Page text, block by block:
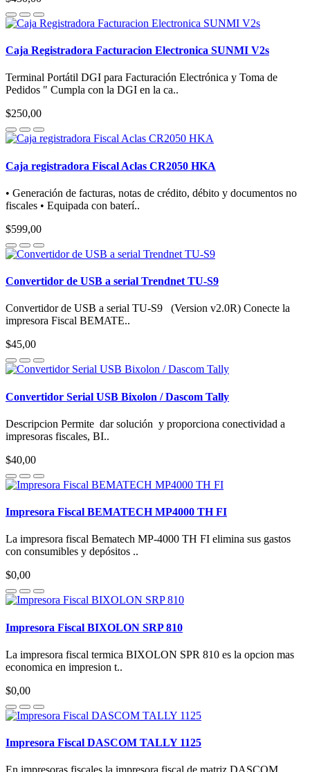
Caja Registradora Facturacion Electronica SUNMI V2s
Terminal Portátil DGI para Facturación Electrónica y Toma de
Pedidos " Cumpla con la DGI en la ca..
$250,00
Caja registradora Fiscal Aclas CR2050 HKA
• Generación de facturas, notas de crédito, débito y documentos no
fiscales • Equipada con baterí..
$599,00
Convertidor de USB a serial Trendnet TU-S9
Convertidor de USB a serial TU-S9 (Version v2.0R) Conecte la
impresora Fiscal BEMATE..
$45,00
Convertidor Serial USB Bixolon / Dascom Tally
Descripcion Permite dar solución y proporciona conectividad a
impresoras fiscales, BI..
$40,00
Impresora Fiscal BEMATECH MP4000 TH FI
La impresora fiscal Bematech MP-4000 TH FI elimina sus gastos
con consumibles y depósitos ..
$0,00
Impresora Fiscal BIXOLON SRP 810
La impresora fiscal termica BIXOLON SPR 810 es la opcion mas
economica en impresion t..
$0,00
Impresora Fiscal DASCOM TALLY 1125